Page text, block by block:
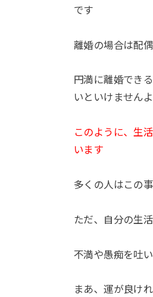
です
離婚の場合は配
円満に離婚でき
いといけません
このように、生
います
多くの人はこの
ただ、自分の生
不満や愚痴を吐
まあ、運が良け